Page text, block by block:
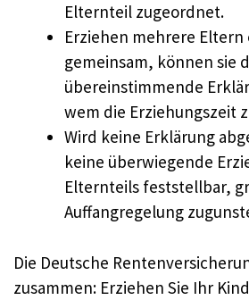
Elternteil zugeordnet.
Erziehen mehrere Eltern
gemeinsam, können sie
übereinstimmende
wem die Erziehungszeit
Wird keine Erklärung
keine überwiegende
Elternteils feststellbar,
Auffangregelung
Die Deutsche
zusammen: Erziehen Sie Ihr